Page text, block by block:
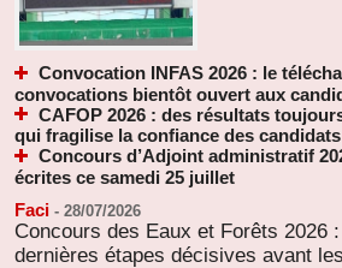
Convocation INFAS 2026 : le
convocations bientôt ouvert aux
CAFOP 2026 : des résultats
qui fragilise la confiance des candidats
Concours d’Adjoint administratif
écrites ce samedi 25 juillet
Faci - 28/07/2026
Concours des Eaux et Forêts 2026
dernières étapes décisives avant